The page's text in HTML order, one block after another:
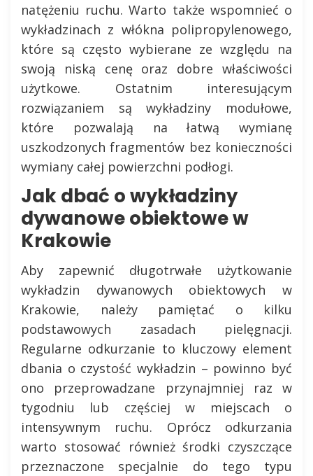
natężeniu ruchu. Warto także wspomnieć o
wykładzinach z włókna polipropylenowego,
które są często wybierane ze względu na
swoją niską cenę oraz dobre właściwości
użytkowe. Ostatnim interesującym
rozwiązaniem są wykładziny modułowe,
które pozwalają na łatwą wymianę
uszkodzonych fragmentów bez konieczności
wymiany całej powierzchni podłogi.
Jak dbać o wykładziny
dywanowe obiektowe w
Krakowie
Aby zapewnić długotrwałe użytkowanie
wykładzin dywanowych obiektowych w
Krakowie, należy pamiętać o kilku
podstawowych zasadach pielęgnacji.
Regularne odkurzanie to kluczowy element
dbania o czystość wykładzin – powinno być
ono przeprowadzane przynajmniej raz w
tygodniu lub częściej w miejscach o
intensywnym ruchu. Oprócz odkurzania
warto stosować również środki czyszczące
przeznaczone specjalnie do tego typu